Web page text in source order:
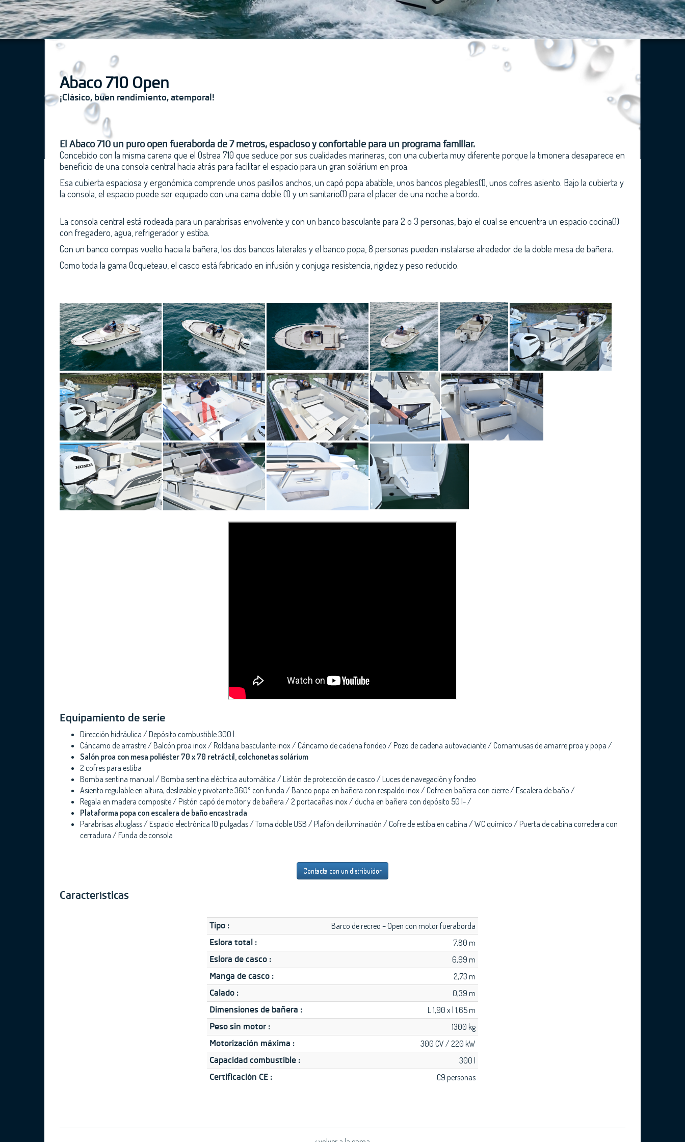
Abaco 710 Open
¡Clásico, buen rendimiento, atemporal!
El Abaco 710 un puro open fueraborda de 7 metros, espacioso y confortable para un programa familiar.
Concebido con la misma carena que el Ostrea 710 que seduce por sus cualidades marineras, con una cubierta muy diferente porque la timonera desaparece en
beneficio de una consola central hacia atrás para facilitar el espacio para un gran solárium en proa.
Esa cubierta espaciosa y ergonómica comprende unos pasillos anchos, un capó popa abatible, unos bancos plegables(1), unos cofres asiento. Bajo la cubierta y
la consola, el espacio puede ser equipado con una cama doble (1) y un sanitario(1) para el placer de una noche a bordo.
La consola central está rodeada para un parabrisas envolvente y con un banco basculante para 2 o 3 personas, bajo el cual se encuentra un espacio cocina(1)
con fregadero, agua, refrigerador y estiba.
Con un banco compas vuelto hacia la bañera, los dos bancos laterales y el banco popa, 8 personas pueden instalarse alrededor de la doble mesa de bañera.
Como toda la gama Ocqueteau, el casco está fabricado en infusión y conjuga resistencia, rigidez y peso reducido.
Equipamiento de serie
Dirección hidráulica / Depósito combustible 300 l.
Cáncamo de arrastre / Balcón proa inox / Roldana basculante inox / Cáncamo de cadena fondeo / Pozo de cadena autovaciante / Cornamusas de amarre proa y popa /
Salón proa con mesa poliéster 70 x 70 retráctil, colchonetas solárium
2 cofres para estiba
Bomba sentina manual / Bomba sentina eléctrica automática / Listón de protección de casco / Luces de navegación y fondeo
Asiento regulable en altura, deslizable y pivotante 360º con funda / Banco popa en bañera con respaldo inox / Cofre en bañera con cierre / Escalera de baño /
Regala en madera composite / Pistón capó de motor y de bañera / 2 portacañas inox / ducha en bañera con depósito 50 l- /
Plataforma popa con escalera de baño encastrada
Parabrisas altuglass / Espacio electrónica 10 pulgadas / Toma doble USB / Plafón de iluminación / Cofre de estiba en cabina / WC químico / Puerta de cabina corredera con
cerradura / Funda de consola
Contacta con un distribuidor
Características
Tipo : Barco de recreo – Open con motor fueraborda
Eslora total : 7,80 m
Eslora de casco : 6,99 m
Manga de casco : 2,73 m
Calado : 0,39 m
Dimensiones de bañera : L 1,90 x l 1,65 m
Peso sin motor : 1300 kg
Motorización máxima : 300 CV / 220 kW
Capacidad combustible : 300 l
Certificación CE : C9 personas